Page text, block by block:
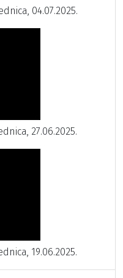
04.07.2025.
27.06.2025.
19.06.2025.